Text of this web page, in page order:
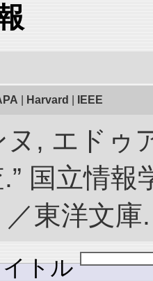
Harvard IEEE
, エドゥ
国立情
東洋文
トル